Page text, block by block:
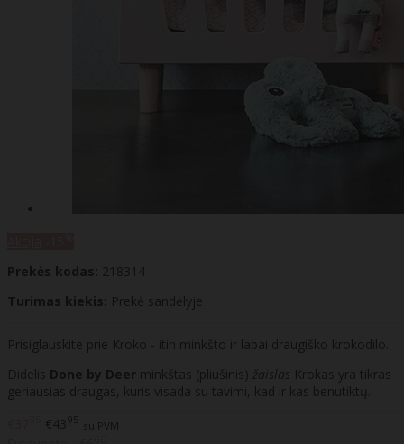
Prekės kodas: 218314
Turimas kiekis: Prekė sandėlyje
Prisiglauskite prie Kroko - itin minkšto ir labai draugiško krokodilo.
Didelis Done by Deer minkštas (pliušinis) žaislas Krokas yra tikras
geriausias draugas, kuris visada su tavimi, kad ir kas benutiktų.
€4395 su PVM